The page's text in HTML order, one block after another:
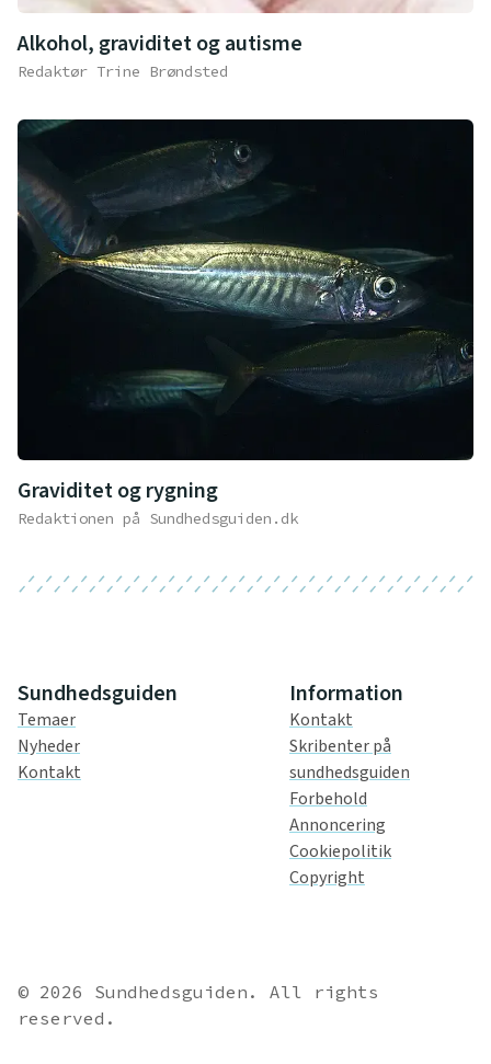
Alkohol, graviditet og autisme
Redaktør Trine Brøndsted
Graviditet og rygning
Redaktionen på Sundhedsguiden.dk
Sundhedsguiden
Temaer
Nyheder
Kontakt
Information
Kontakt
Skribenter på
sundhedsguiden
Forbehold
Annoncering
Cookiepolitik
Copyright
© 2026 Sundhedsguiden. All rights
reserved.